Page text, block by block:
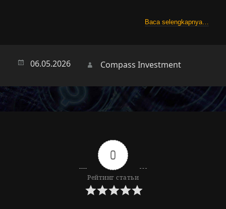
Baca selengkapnya…
06.05.2026 Автор
Compass Investment
0
Рейтинг статьи